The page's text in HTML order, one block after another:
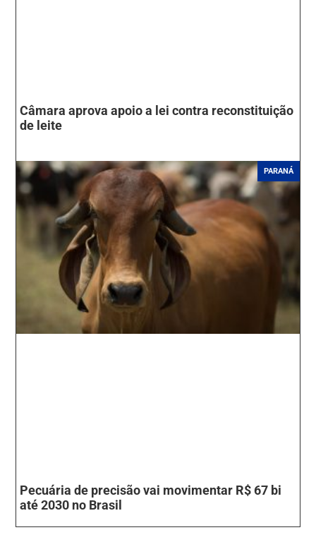
Câmara aprova apoio a lei contra reconstituição
de leite
PARANÁ
Pecuária de precisão vai movimentar R$ 67 bi
até 2030 no Brasil